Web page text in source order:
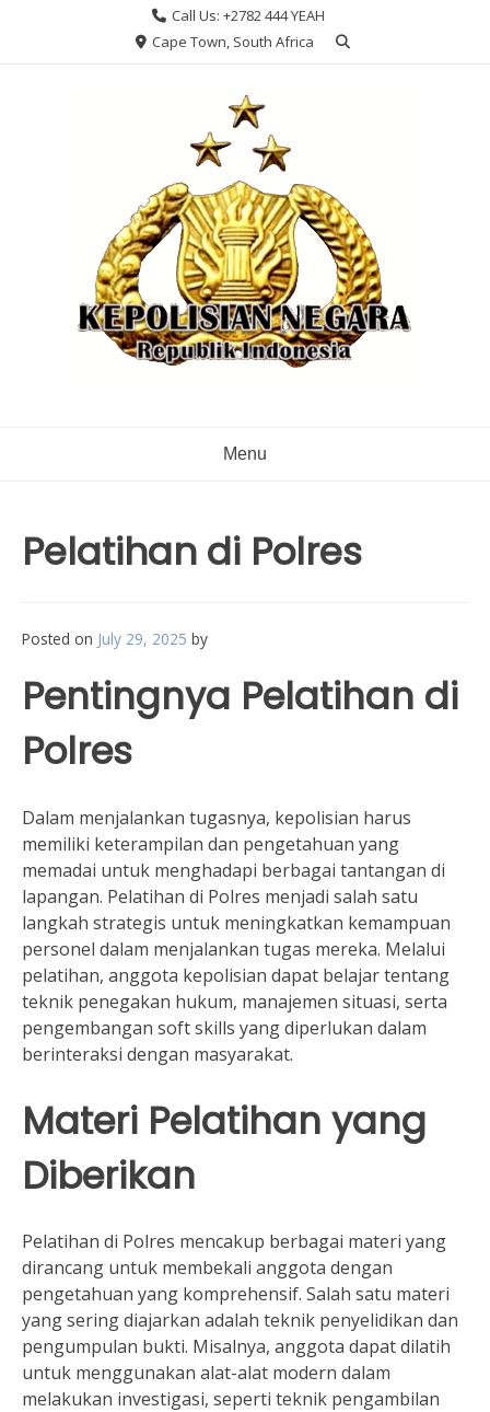
Call Us: +2782 444 YEAH
Cape Town, South Africa
Menu
Pelatihan di Polres
Posted on July 29, 2025 by
Pentingnya Pelatihan di
Polres
Dalam menjalankan tugasnya, kepolisian harus
memiliki keterampilan dan pengetahuan yang
memadai untuk menghadapi berbagai tantangan di
lapangan. Pelatihan di Polres menjadi salah satu
langkah strategis untuk meningkatkan kemampuan
personel dalam menjalankan tugas mereka. Melalui
pelatihan, anggota kepolisian dapat belajar tentang
teknik penegakan hukum, manajemen situasi, serta
pengembangan soft skills yang diperlukan dalam
berinteraksi dengan masyarakat.
Materi Pelatihan yang
Diberikan
Pelatihan di Polres mencakup berbagai materi yang
dirancang untuk membekali anggota dengan
pengetahuan yang komprehensif. Salah satu materi
yang sering diajarkan adalah teknik penyelidikan dan
pengumpulan bukti. Misalnya, anggota dapat dilatih
untuk menggunakan alat-alat modern dalam
melakukan investigasi, seperti teknik pengambilan